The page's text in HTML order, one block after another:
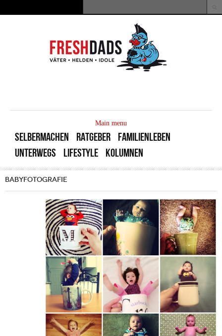
Suchformular
Main menu
SELBERMACHEN RATGEBER
FAMILIENLEBEN
UNTERWEGS
LIFESTYLE KOLUMNEN
BABYFOTOGRAFIE